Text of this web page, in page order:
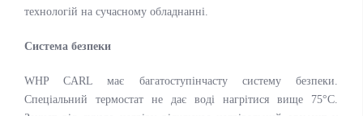
технологій на сучасному обладнанні.
Система безпеки
WHP CARL має багатоступінчасту систему безпеки.
Спеціальний термостат не дає воді нагрітися вище 75°C.